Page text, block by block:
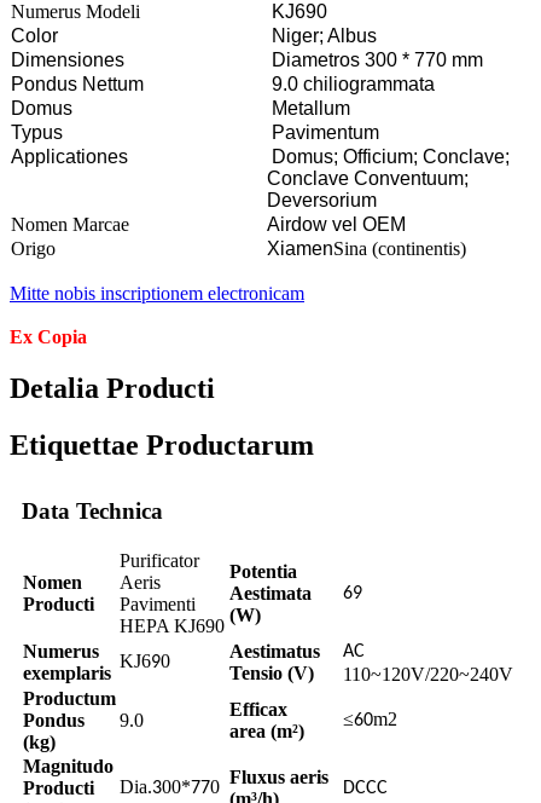
Numerus Modeli
KJ690
Color
Niger; Albus
Dimensiones
Diametros 300 * 770 mm
Pondus Nettum
9.0 chiliogrammata
Domus
Metallum
Typus
Pavimentum
Applicationes
Domus; Officium; Conclave;
Conclave Conventuum;
Deversorium
Nomen Marcae
Airdow vel OEM
Origo
XiamenSina (continentis)
Mitte nobis inscriptionem electronicam
Ex Copia
Detalia Producti
Etiquettae Productarum
Data Technica
Nomen
Producti
Purificator
Aeris
Pavimenti
HEPA KJ690
Potentia
Aestimata
(W)
69
Numerus
exemplaris
KJ690
Aestimatus
Tensio (V)
AC
110~120V/220~240V
Productum
Pondus
(kg)
9.0
Efficax
area (m²)
≤60m2
Magnitudo
Producti
Dia.300*770 Fluxus aeris
(m³/h)
DCCC